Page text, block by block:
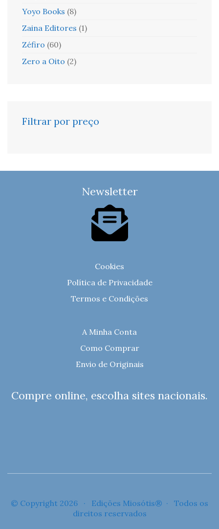
Yoyo Books (8)
Zaina Editores (1)
Zéfiro (60)
Zero a Oito (2)
Filtrar por preço
Newsletter
Cookies
Política de Privacidade
Termos e Condições
A Minha Conta
Como Comprar
Envio de Originais
Compre online, escolha sites nacionais.
© Copyright 2026 · Edições Miosótis® · Todos os
direitos reservados